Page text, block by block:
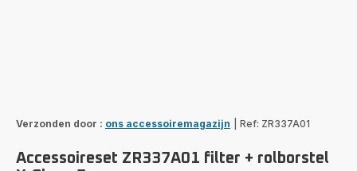
Verzonden door : ons accessoiremagazijn Ref: ZR337A01
Accessoireset ZR337A01 filter + rolborstel